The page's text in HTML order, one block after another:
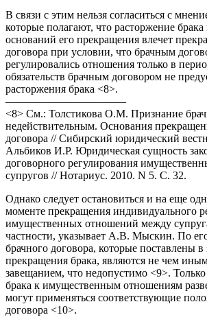
В связи с этим нельзя согласиться с
которые полагают, что расторжение брака
оснований его прекращения влечет
договора при условии, что брачным
регулировались отношения только в
обязательств брачным договором не
расторжения брака <8>.
———————————
<8> См.: Толстикова О.М. Признание
недействительным. Основания
договора // Сибирский юридический
Альбиков И.Р. Юридическая сущность
договорного регулирования
супругов // Нотариус. 2010. N 5. С. 32.
Однако следует остановиться и на еще
моменте прекращения индивидуального
имущественных отношений между
частности, указывает А.В. Мыскин. По
брачного договора, которые поставлены в
прекращения брака, являются не чем
завещанием, что недопустимо <9>.
брака к имущественным отношениям
могут применяться соответствующие
договора <10>.